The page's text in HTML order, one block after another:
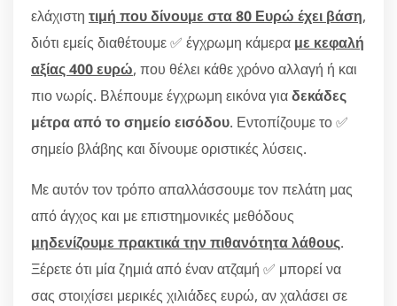
ελάχιστη τιμή που δίνουμε στα 80 Ευρώ έχει βάση,
διότι εμείς διαθέτουμε ✅ έγχρωμη κάμερα με κεφαλή
αξίας 400 ευρώ, που θέλει κάθε χρόνο αλλαγή ή και
πιο νωρίς. Βλέπουμε έγχρωμη εικόνα γιαδεκάδες
μέτρα από το σημείο εισόδου. Εντοπίζουμε το ✅
σημείο βλάβης και δίνουμε οριστικές λύσεις.
Με αυτόν τον τρόπο απαλλάσσουμε τον πελάτη μας
από άγχος και με επιστημονικές μεθόδους
μηδενίζουμε πρακτικά την πιθανότητα λάθους.
Ξέρετε ότι μία ζημιά από έναν ατζαμή ✅ μπορεί να
σας στοιχίσει μερικές χιλιάδες ευρώ, αν χαλάσει σε